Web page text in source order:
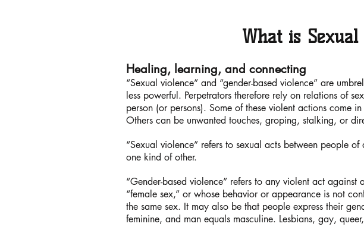
What is Sexual
Healing, learning, and connecting
“Sexual violence” and “gender-based violence” are
less powerful. Perpetrators therefore rely on relations of
person (or persons). Some of these violent actions come
Others can be unwanted touches, groping, stalking, or
“Sexual violence” refers to sexual acts between people
one kind of other.
“Gender-based violence” refers to any violent act
“female sex,” or whose behavior or appearance is not
the same sex. It may also be that people express their
feminine, and man equals masculine. Lesbians, gay,